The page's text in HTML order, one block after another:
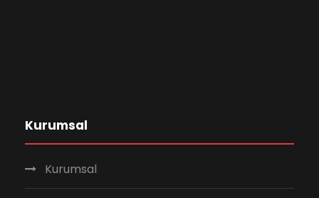
Kurumsal
Kurumsal